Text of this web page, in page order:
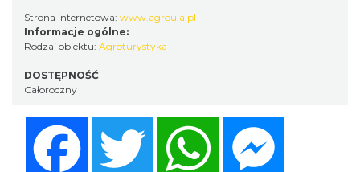
Strona internetowa: www.agroula.pl
Informacje ogólne:
Rodzaj obiektu: Agroturystyka
DOSTĘPNOŚĆ
Całoroczny
Twitter WhatsApp